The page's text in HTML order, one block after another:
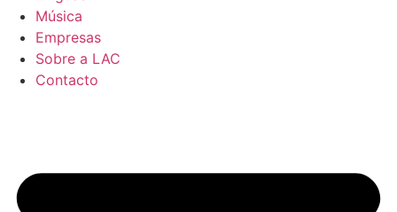
Música
Empresas
Sobre a LAC
Contacto